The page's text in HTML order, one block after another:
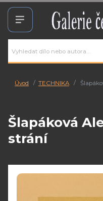
Úvod TECHNIKA
Šlapáková
strání